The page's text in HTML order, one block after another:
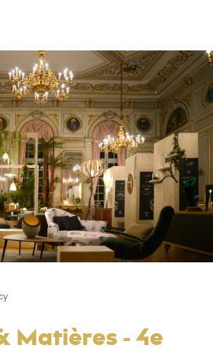
Matières - 4e